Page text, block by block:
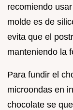
recomiendo
molde es de
evita que el
manteniendo la
Para fundir el
microondas en
chocolate se